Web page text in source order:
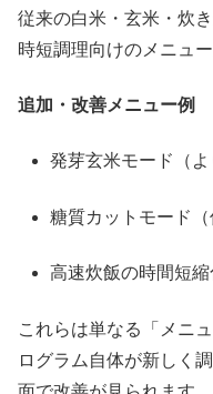
従来の白米・玄米・炊
時短調理向けのメニュ
追加・改善メニュー例
発芽玄米モード（よ
糖質カットモード（
高速炊飯の時間短縮
これらは単なる「メニ
ログラム自体が新しく